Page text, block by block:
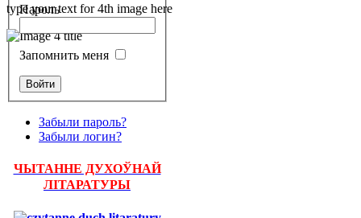
type your text for 4th image here
Пароль
Запомнить меня
Забыли пароль?
Забыли логин?
ЧЫТАННЕ ДУХОЎНАЙ
ЛІТАРАТУРЫ